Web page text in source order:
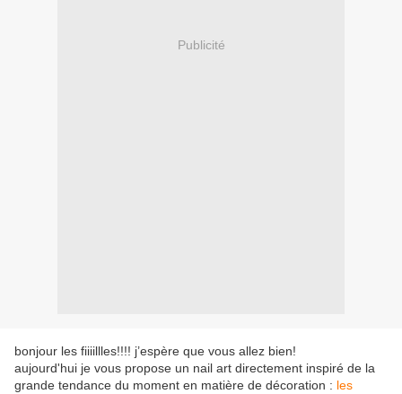
Publicité
bonjour les fiiiillles!!!! j’espère que vous allez bien!
aujourd'hui je vous propose un nail art directement inspiré de la
grande tendance du moment en matière de décoration : les